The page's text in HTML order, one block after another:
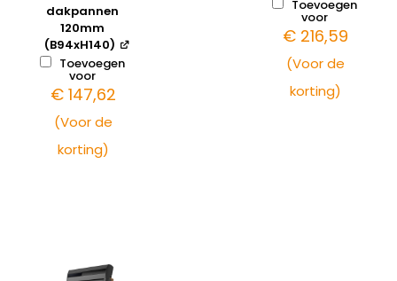
dakpannen
120mm
(B94xH140)
Toevoegen
voor
€147,62
(Voor de
korting)
Toevoegen
voor
€ 216,59
(Voor de
korting)